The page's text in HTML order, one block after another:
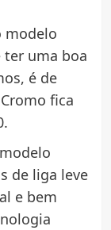
modelo
ter uma boa
é de
fica
de liga leve
e bem